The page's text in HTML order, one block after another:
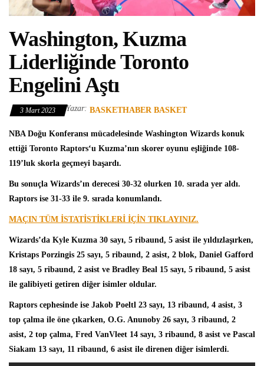
Washington, Kuzma
Liderliğinde Toronto
Engelini Aştı
3 Mart 2023 Yazar: BASKETHABER BASKET
NBA Doğu Konferansı mücadelesinde Washington Wizards konuk
ettiği Toronto Raptors‘u Kuzma’nın skorer oyunu eşliğinde 108-
119’luk skorla geçmeyi başardı.
Bu sonuçla Wizards’ın derecesi 30-32 olurken 10. sırada yer aldı.
Raptors ise 31-33 ile 9. sırada konumlandı.
MAÇIN TÜM İSTATİSTİKLERİ İÇİN TIKLAYINIZ.
Wizards’da Kyle Kuzma 30 sayı, 5 ribaund, 5 asist ile yıldızlaşırken,
Kristaps Porzingis 25 sayı, 5 ribaund, 2 asist, 2 blok, Daniel Gafford
18 sayı, 5 ribaund, 2 asist ve Bradley Beal 15 sayı, 5 ribaund, 5 asist
ile galibiyeti getiren diğer isimler oldular.
Raptors cephesinde ise Jakob Poeltl 23 sayı, 13 ribaund, 4 asist, 3
top çalma ile öne çıkarken, O.G. Anunoby 26 sayı, 3 ribaund, 2
asist, 2 top çalma, Fred VanVleet 14 sayı, 3 ribaund, 8 asist ve Pascal
Siakam 13 sayı, 11 ribaund, 6 asist ile direnen diğer isimlerdi.